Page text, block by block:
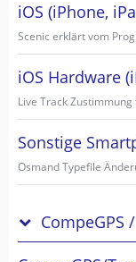
iOS (iPhone,
Scenic erklärt vom
iOS Hardware
Live Track
Sonstige
CompeGPS